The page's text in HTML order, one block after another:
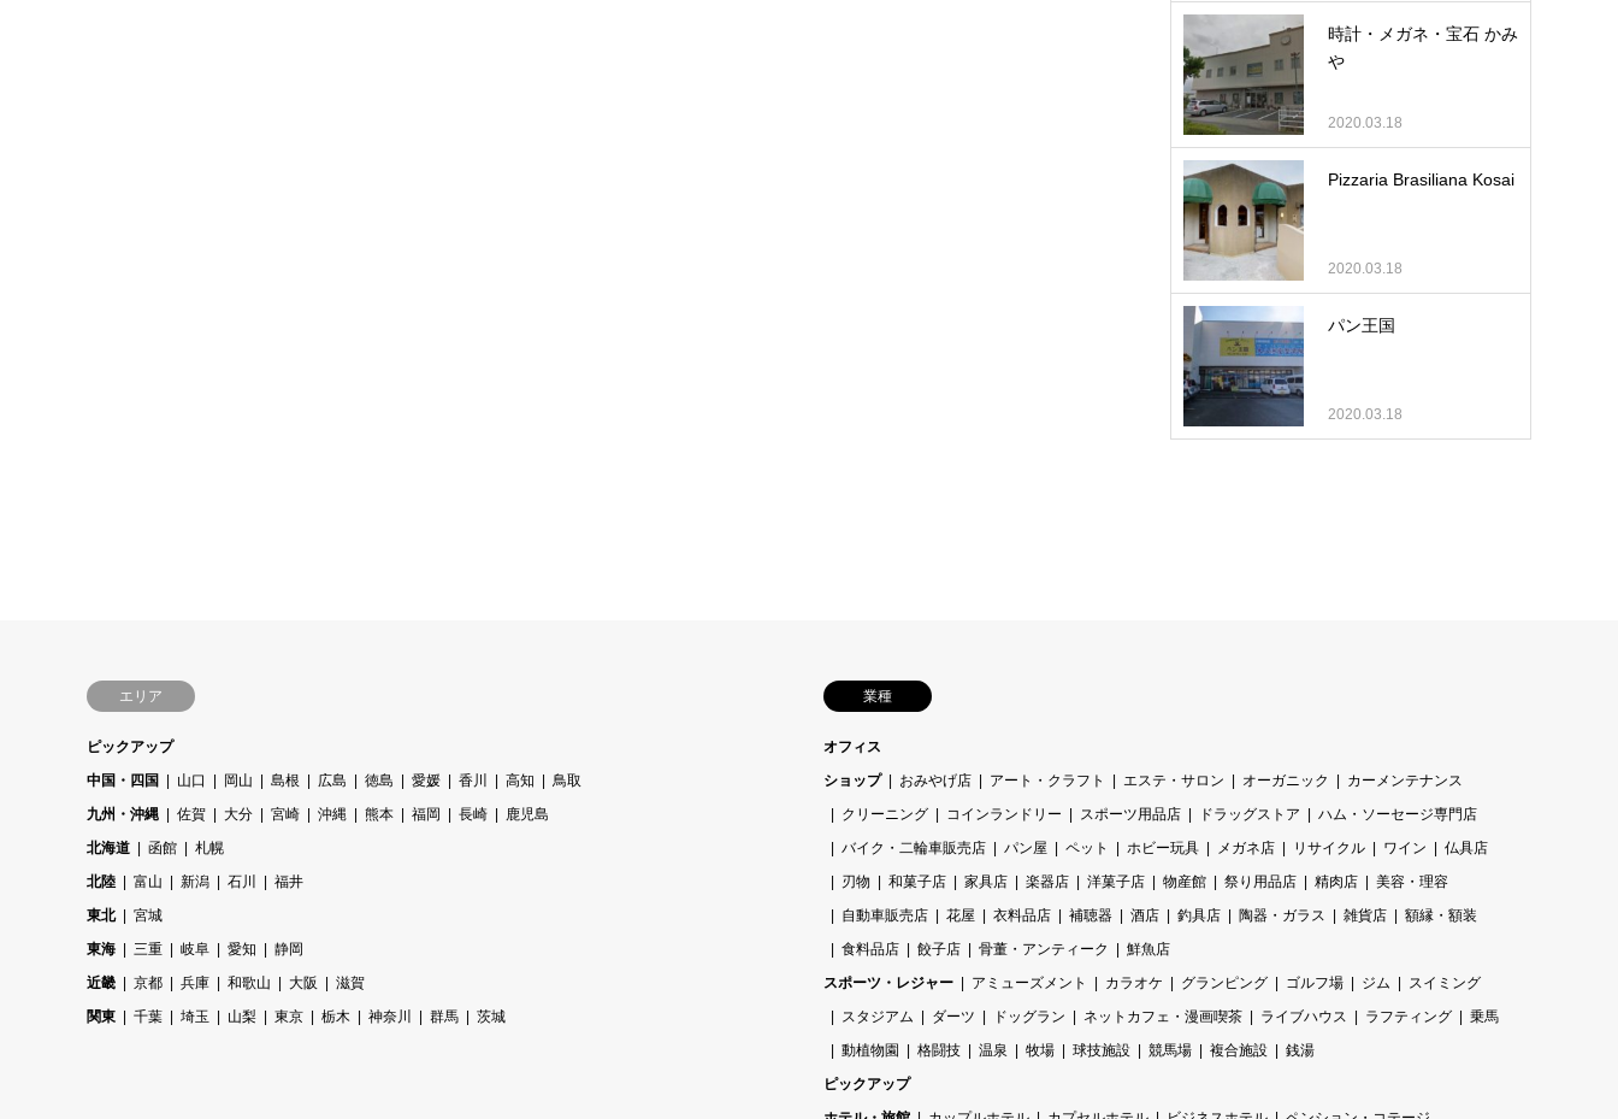
時計・メガネ・宝石 かみ
や
2020.03.18
Pizzaria Brasiliana Kosai
2020.03.18
パン王国
2020.03.18
エリア
ピックアップ
中国・四国
山口 岡山 島根 広島 徳島 愛媛 香川 高知
鳥取
九州・沖縄
佐賀 大分 宮崎 沖縄 熊本 福岡 長崎
鹿児島
北海道
函館
札幌
北陸
富山 新潟 石川
福井
東北
宮城
東海
三重 岐阜 愛知
静岡
近畿
京都 兵庫 和歌山 大阪
滋賀
関東
千葉 埼玉 山梨 東京 栃木 神奈川 群馬 茨城
業種
オフィス
ショップ
おみやげ店 アート・クラフト エステ・サロン オーガニック
カーメンテナンス
クリーニング
コインランドリー スポーツ用品店 ドラッグストア
ハム・ソーセージ専門店
バイク・二輪車販売店
パン屋 ペット ホビー玩具 メガネ店 リサイクル ワイン
仏具店
刃物
和菓子店 家具店 楽器店 洋菓子店 物産館 祭り用品店 精肉店
美容・理容
自動車販売店
花屋 衣料品店 補聴器 酒店 釣具店 陶器・ガラス 雑貨店
額縁・額装
食料品店
餃子店 骨董・アンティーク
鮮魚店
スポーツ・レジャー
アミューズメント カラオケ グランピング ゴルフ場 ジム
スイミング
スタジアム
ダーツ ドッグラン ネットカフェ・漫画喫茶 ライブハウス ラフティング
乗馬
動植物園
格闘技 温泉 牧場 球技施設 競馬場 複合施設
銭湯
ピックアップ